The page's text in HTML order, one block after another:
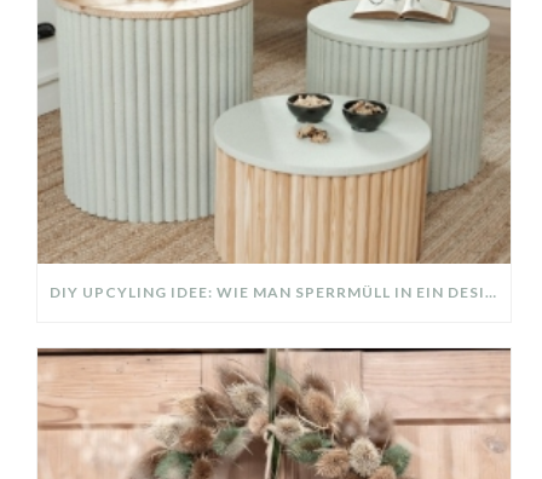
DIY UPCYLING IDEE: WIE MAN SPERRMÜLL IN EIN DESIGNER TEIL VERWANDELT